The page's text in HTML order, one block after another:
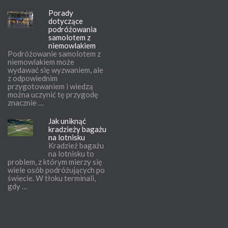
Porady
dotyczące
podróżowania
samolotem z
niemowlakiem
Podróżowanie samolotem z
niemowlakiem może
wydawać się wyzwaniem, ale
z odpowiednim
przygotowaniem i wiedzą
można uczynić tę przygodę
znacznie …
Jak uniknąć
kradzieży bagażu
na lotnisku
Kradzież bagażu
na lotnisku to
problem, z którym mierzy się
wiele osób podróżujących po
świecie. W tłoku terminali,
gdy …